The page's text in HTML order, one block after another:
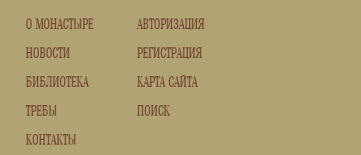
О МОНАСТЫРЕ
НОВОСТИ
БИБЛИОТЕКА
ТРЕБЫ
КОНТАКТЫ
АВТОРИЗАЦИЯ
РЕГИСТРАЦИЯ
КАРТА САЙТА
ПОИСК